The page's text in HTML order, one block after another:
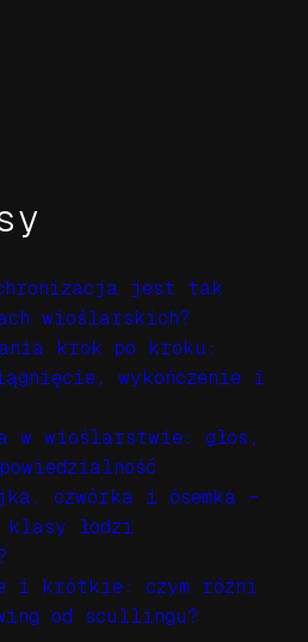
jest tak
wioślarskich?
krok po kroku:
wykończenie i
w wioślarstwie: głos,
czwórka i ósemka –
klasy łodzi
i krótkie: czym różni
od scullingu?